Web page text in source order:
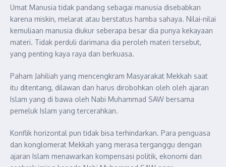
Umat Manusia tidak pandang sebagai manusia disebabkan
karena miskin, melarat atau berstatus hamba sahaya. Nilai-nilai
kemuliaan manusia diukur seberapa besar dia punya kekayaan
materi. Tidak perduli darimana dia peroleh materi tersebut,
yang penting kaya raya dan berkuasa.
Paham Jahiliah yang mencengkram Masyarakat Mekkah saat
itu ditentang, dilawan dan harus dirobohkan oleh oleh ajaran
Islam yang di bawa oleh Nabi Muhammad SAW bersama
pemeluk Islam yang tercerahkan.
Konflik horizontal pun tidak bisa terhindarkan. Para penguasa
dan konglomerat Mekkah yang merasa terganggu dengan
ajaran Islam menawarkan kompensasi politik, ekonomi dan